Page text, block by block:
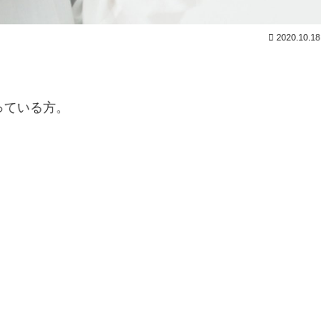
2020.10.18
いる方。